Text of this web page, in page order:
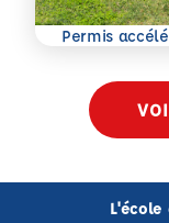
Permis
En savoir plus